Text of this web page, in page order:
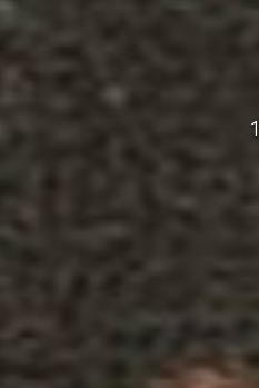
1982
2012년
2011년 한
2014년